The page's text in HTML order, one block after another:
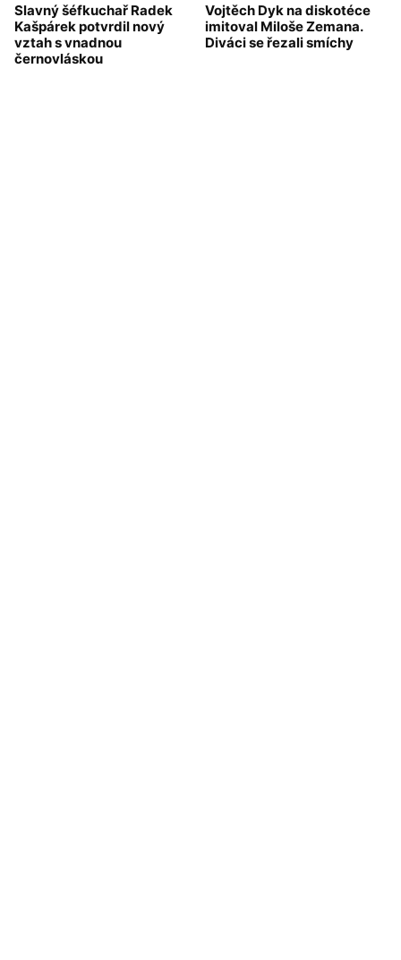
Slavný šéfkuchař Radek
Kašpárek potvrdil nový
vztah s vnadnou
černovláskou
Vojtěch Dyk na diskotéce
imitoval Miloše Zemana.
Diváci se řezali smíchy